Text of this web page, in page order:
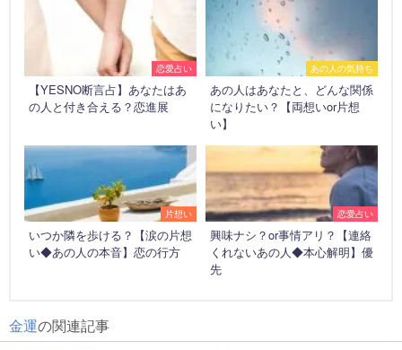
恋愛占い
【YESNO断言占】あなたはあ
の人と付き合える？恋進展
あの人の気持ち
あの人はあなたと、どんな関係
になりたい？【両想いor片想
い】
片想い
いつか隣を歩ける？【涙の片想
い◆あの人の本音】恋の行方
恋愛占い
興味ナシ？or事情アリ？【連絡
くれないあの人◆本心解明】優
先
金運の関連記事